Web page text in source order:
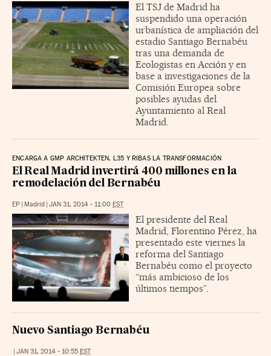
El TSJ de Madrid ha
suspendido una operación
urbanística de ampliación del
estadio Santiago Bernabéu
tras una demanda de
Ecologistas en Acción y en
base a investigaciones de la
Comisión Europea sobre
posibles ayudas del
Ayuntamiento al Real
Madrid.
ENCARGA A GMP ARCHITEKTEN, L35 Y RIBAS LA TRANSFORMACIÓN
El Real Madrid invertirá 400 millones en la
remodelación del Bernabéu
EP | Madrid | JAN 31, 2014 - 11:00 EST
El presidente del Real
Madrid, Florentino Pérez, ha
presentado este viernes la
reforma del Santiago
Bernabéu como el proyecto
“más ambicioso de los
últimos tiempos”.
Nuevo Santiago Bernabéu
| JAN 31, 2014 - 10:55 EST